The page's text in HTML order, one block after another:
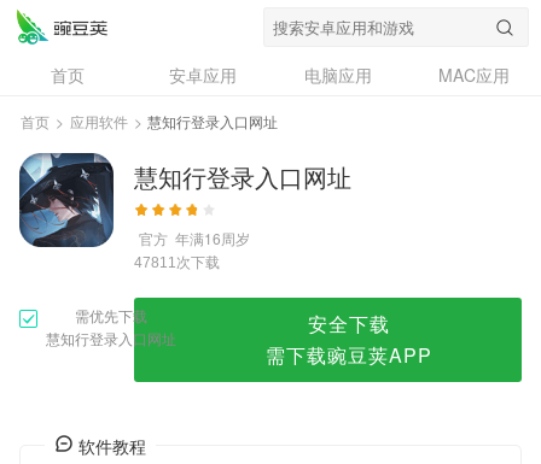
慧知行登录入口网址
首页 安卓应用 电脑应用
MAC应用
资讯
专题
问答
首页 > 应用软件 > 慧知行登录入口网址
慧知行登录入口网址
官方 年满16周岁
47811次下载
需优先下载
慧知行登录入口网址
安全下载
需下载豌豆荚APP
软件教程